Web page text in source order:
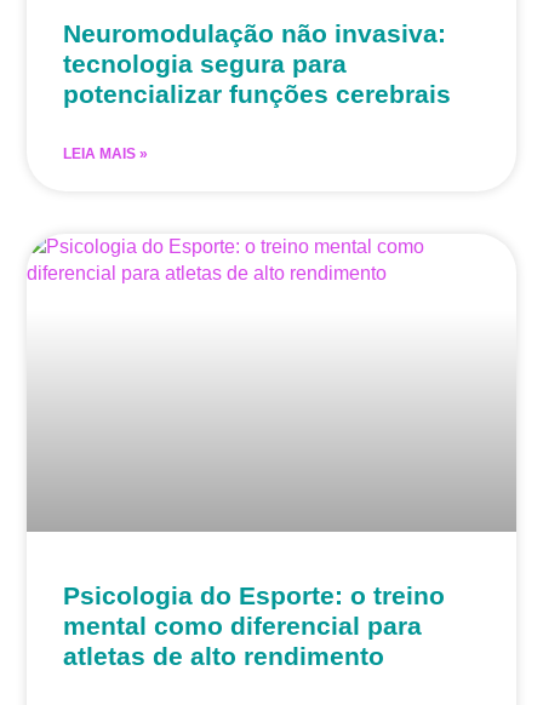
Neuromodulação não invasiva:
tecnologia segura para
potencializar funções cerebrais
LEIA MAIS »
Psicologia do Esporte: o treino
mental como diferencial para
atletas de alto rendimento